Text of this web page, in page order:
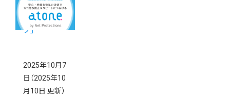
「カラーミー
ブートキャン
プ」
2025年10月7
日 （2025年10
月10日 更新）